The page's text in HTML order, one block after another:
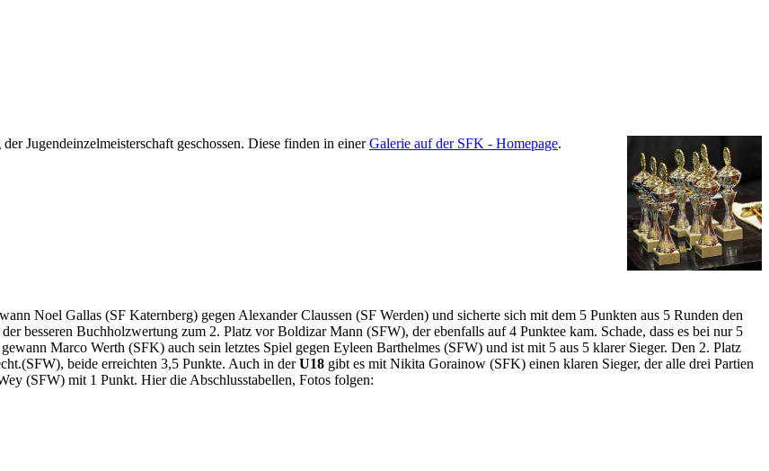
Jugendeinzelmeisterschaft geschossen. Diese finden in einerGalerie auf der SFK - Homepage.
Noel Gallas (SF Katernberg) gegen Alexander Claussen (SF Werden) und sicherte sich mit dem 5 Punkten aus 5 Runden den
besseren Buchholzwertung zum 2. Platz vor Boldizar Mann (SFW), der ebenfalls auf 4 Punktee kam. Schade, dass es bei nur 5
gewann Marco Werth (SFK) auch sein letztes Spiel gegen Eyleen Barthelmes (SFW) und ist mit 5 aus 5 klarer Sieger. Den 2. Platz
beide erreichten 3,5 Punkte. Auch in derU18 gibt es mit Nikita Gorainow (SFK) einen klaren Sieger, der alle drei Partien
(SFW) mit 1 Punkt. Hier die Abschlusstabellen, Fotos folgen: